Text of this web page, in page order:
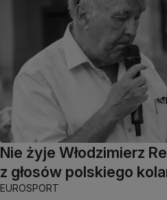
Nie żyje Włodzimierz
z głosów polskiego
EUROSPORT